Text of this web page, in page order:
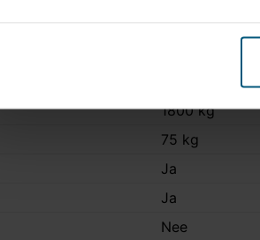
Kogel is
1800 kg
75 kg
Ja
Ja
Nee